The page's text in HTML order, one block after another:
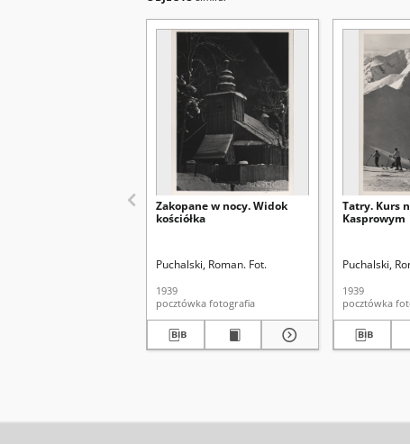
Zakopane w nocy. Widok
kościółka
Puchalski, Roman. Fot.
1939
pocztówka fotografia
Tatry. Kurs
Kasprowym
Puchalski,
1939